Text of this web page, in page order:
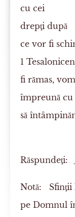
cu cei
drepţi după
ce vor fi
1
fi rămas,
împreună cu
să
Notă: Sfinţii
pe Domnul